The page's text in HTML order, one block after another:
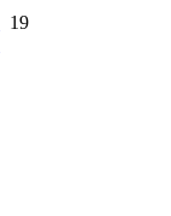
19